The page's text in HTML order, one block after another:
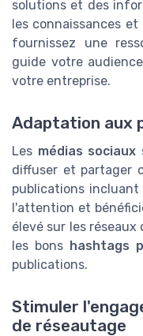
solutions et des
les connaissances
fournissez une
guide votre
votre entreprise.
Adaptation aux
Les médias sociaux
diffuser et partager
publications
l'attention et
élevé sur les réseaux
les bons hashtags
publications.
Stimuler
de réseautage